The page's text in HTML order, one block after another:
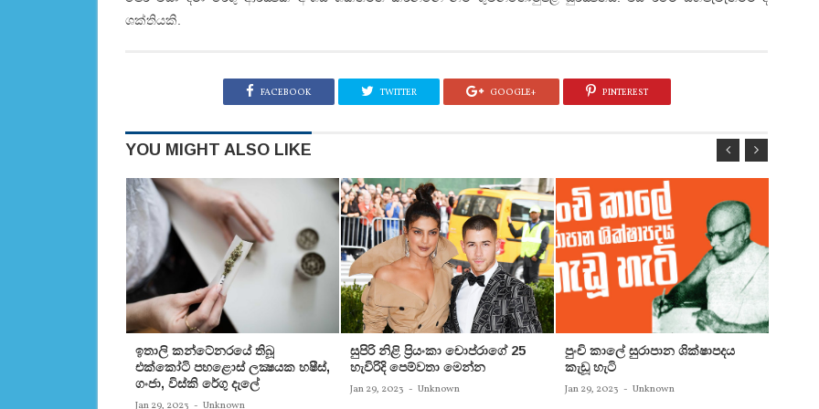
ශක්‌තියකි.
FACEBOOK TWITTER GOOGLE+ PINTEREST
YOU MIGHT ALSO LIKE
ඉතාලි කන්ටේනරයේ තිබූ
එක්‌කෝටි පහළොස්‌ ලක්‍ෂයක හෂීස්‌,
ගංජා, විස්‌කි රේගු දැලේ
Jan 29, 2023 - Unknown
සුපිරි නිළි ප්‍රියංකා චොප්රාගේ 25
හැවිරිදි පෙම්වතා මෙන්න
Jan 29, 2023 - Unknown
පුංචි කාලේ සුරාපාන ශික්ෂාපදය
කැඩූ හැටි
Jan 29, 2023 - Unknown